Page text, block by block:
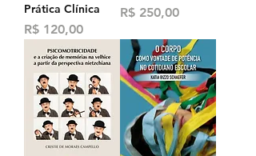
Prática Clínica
Preço
R$ 120,00
Preço
R$ 250,00